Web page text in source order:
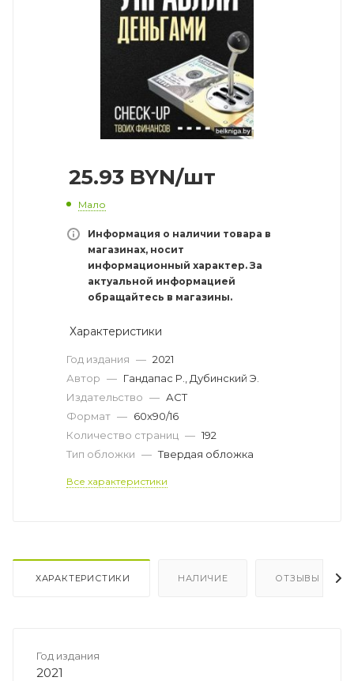
25.93 BYN/шт
Мало
Информация о наличии товара в
магазинах, носит
информационный характер. За
актуальной информацией
обращайтесь в магазины.
Характеристики
Год издания — 2021
Автор — Гандапас Р., Дубинский Э.
Издательство — АСТ
Формат — 60x90/16
Количество страниц — 192
Тип обложки — Твердая обложка
Все характеристики
ХАРАКТЕРИСТИКИ НАЛИЧИЕ ОТЗЫВЫ
Год издания
2021